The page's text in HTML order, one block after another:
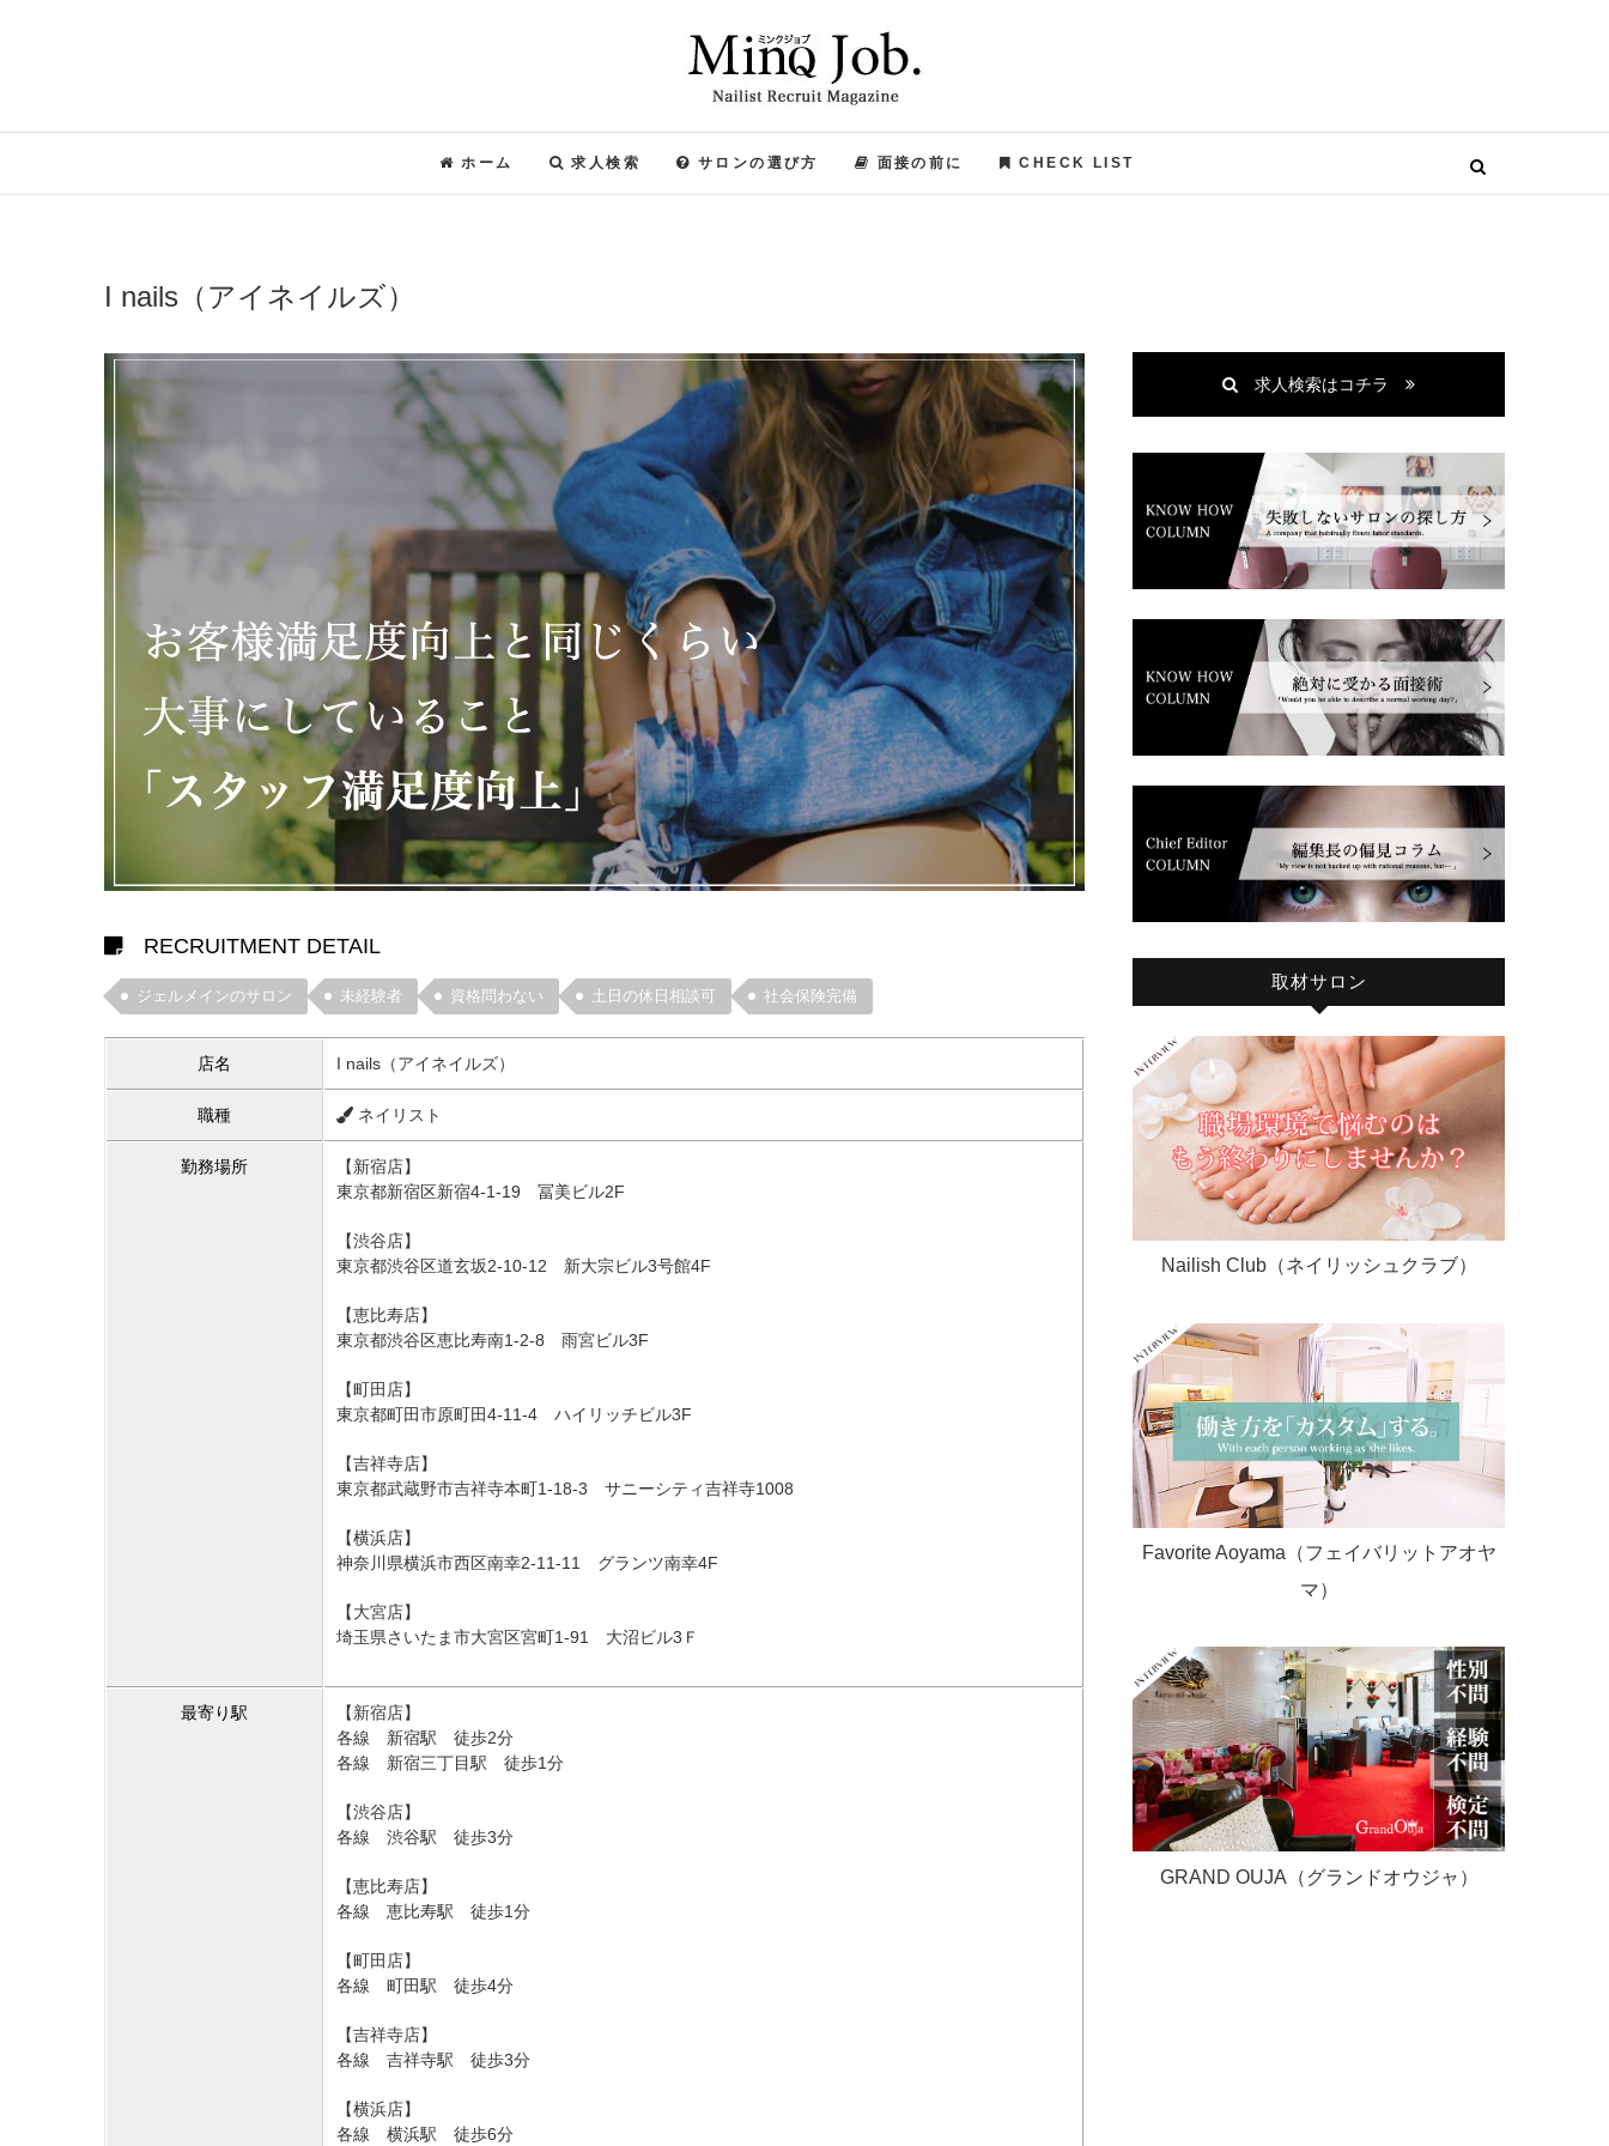
ネイリスト求人のMinQ Job（ミンクジョ
ブ）
ホーム 求人検索 サロンの選び方 面接の前に CHECK LIST
I nails（アイネイルズ）
RECRUITMENT DETAIL
ジェルメインのサロン 未経験者 資格問わない 土日の休日相談可 社会保険完備
店名 I nails（アイネイルズ）
職種 ネイリスト
勤務場所
【新宿店】
東京都新宿区新宿4-1-19 冨美ビル2F
【渋谷店】
東京都渋谷区道玄坂2-10-12 新大宗ビル3号館4F
【恵比寿店】
東京都渋谷区恵比寿南1-2-8 雨宮ビル3F
【町田店】
東京都町田市原町田4-11-4 ハイリッチビル3F
【吉祥寺店】
東京都武蔵野市吉祥寺本町1-18-3 サニーシティ吉祥寺1008
【横浜店】
神奈川県横浜市西区南幸2-11-11 グランツ南幸4F
【大宮店】
埼玉県さいたま市大宮区宮町1-91 大沼ビル3Ｆ
最寄り駅
【新宿店】
各線 新宿駅 徒歩2分
各線 新宿三丁目駅 徒歩1分
【渋谷店】
各線 渋谷駅 徒歩3分
【恵比寿店】
各線 恵比寿駅 徒歩1分
【町田店】
各線 町田駅 徒歩4分
【吉祥寺店】
各線 吉祥寺駅 徒歩3分
【横浜店】
各線 横浜駅 徒歩6分
求人検索はコチラ
取材サロン
Nailish Club（ネイリッシュクラブ）
Favorite Aoyama（フェイバリットアオヤ
マ）
GRAND OUJA（グランドオウジャ）